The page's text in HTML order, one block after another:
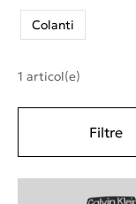
Colanti
1 articol(e)
Filtre